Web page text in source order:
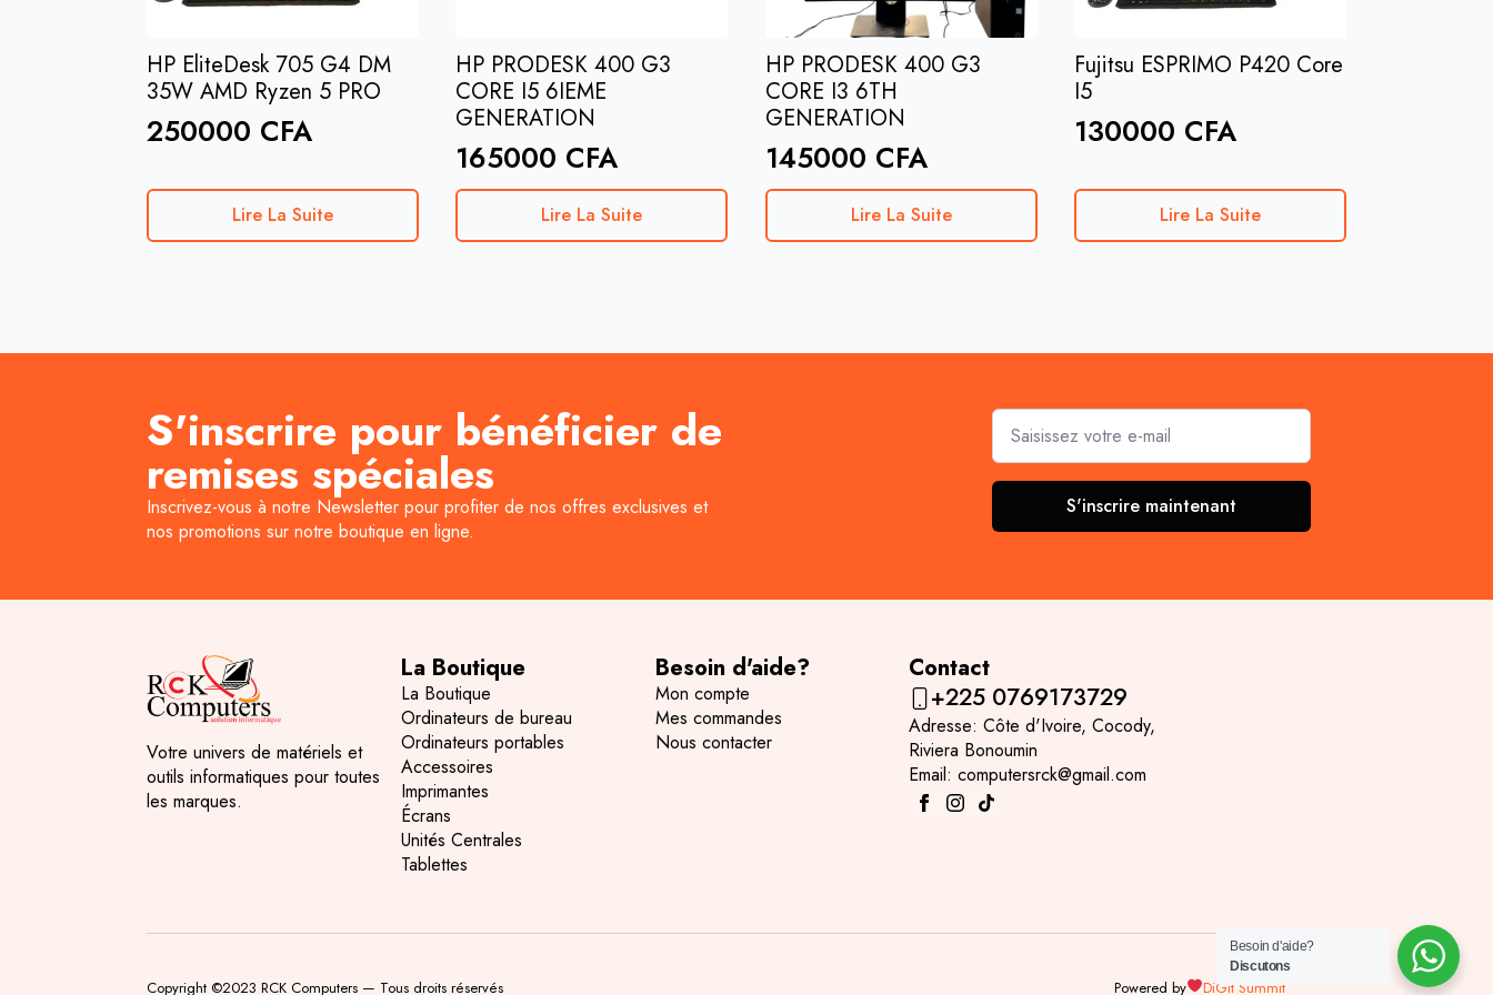
HP EliteDesk 705 G4 DM
35W AMD Ryzen 5 PRO
250000 CFA
Lire La Suite
HP PRODESK 400 G3
CORE I5 6IEME
GENERATION
165000 CFA
Lire La Suite
HP PRODESK 400 G3
CORE I3 6TH
GENERATION
145000 CFA
Lire La Suite
Fujitsu ESPRIMO P420 Core
I5
130000 CFA
Lire La Suite
S'inscrire pour bénéficier de
remises spéciales
Inscrivez-vous à notre Newsletter pour profiter de nos offres exclusives et
nos promotions sur notre boutique en ligne.
Email
S'inscrire maintenant
Votre univers de matériels et
outils informatiques pour toutes
les marques.
La Boutique
La Boutique
Ordinateurs de bureau
Ordinateurs portables
Accessoires
Imprimantes
Écrans
Unités Centrales
Tablettes
Besoin d'aide?
Mon compte
Mes commandes
Nous contacter
Contact
+225 0769173729
Adresse: Côte d'Ivoire, Cocody,
Riviera Bonoumin
Email: computersrck@gmail.com
Copyright ©2023 RCK Computers — Tous droits réservés Powered by DiGit Summit
Besoin d'aide?
Discutons